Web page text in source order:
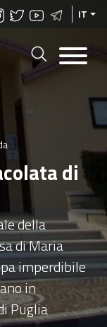
IT
di
della
di Maria
imperdibile
in
Puglia